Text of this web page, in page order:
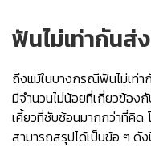
ฟันไม่เท่ากันส่
ถึงแม้ในบางกรณีฟันไม่เท่า
มีจำนวนไม่น้อยที่เกี่ยวข้อ
เคี้ยวที่ซับซ้อนมากกว่าที่คิด
สามารถสรุปได้เป็นข้อ ๆ ดั